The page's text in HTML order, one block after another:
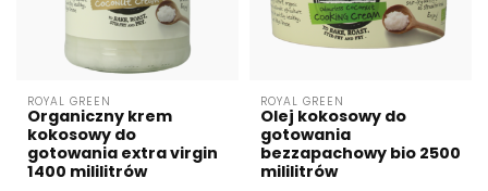
ROYAL GREEN
Organiczny krem
kokosowy do
gotowania extra virgin
1400 mililitrów
ROYAL GREEN
Olej kokosowy do
gotowania
bezzapachowy bio 2500
mililitrów